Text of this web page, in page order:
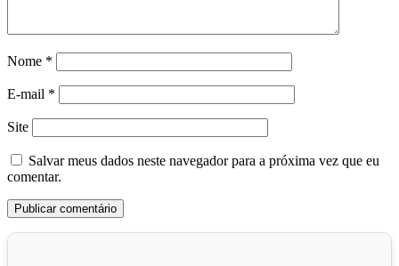
Nome *
E-mail *
Site
Salvar meus dados neste navegador para a próxima vez que eu
comentar.